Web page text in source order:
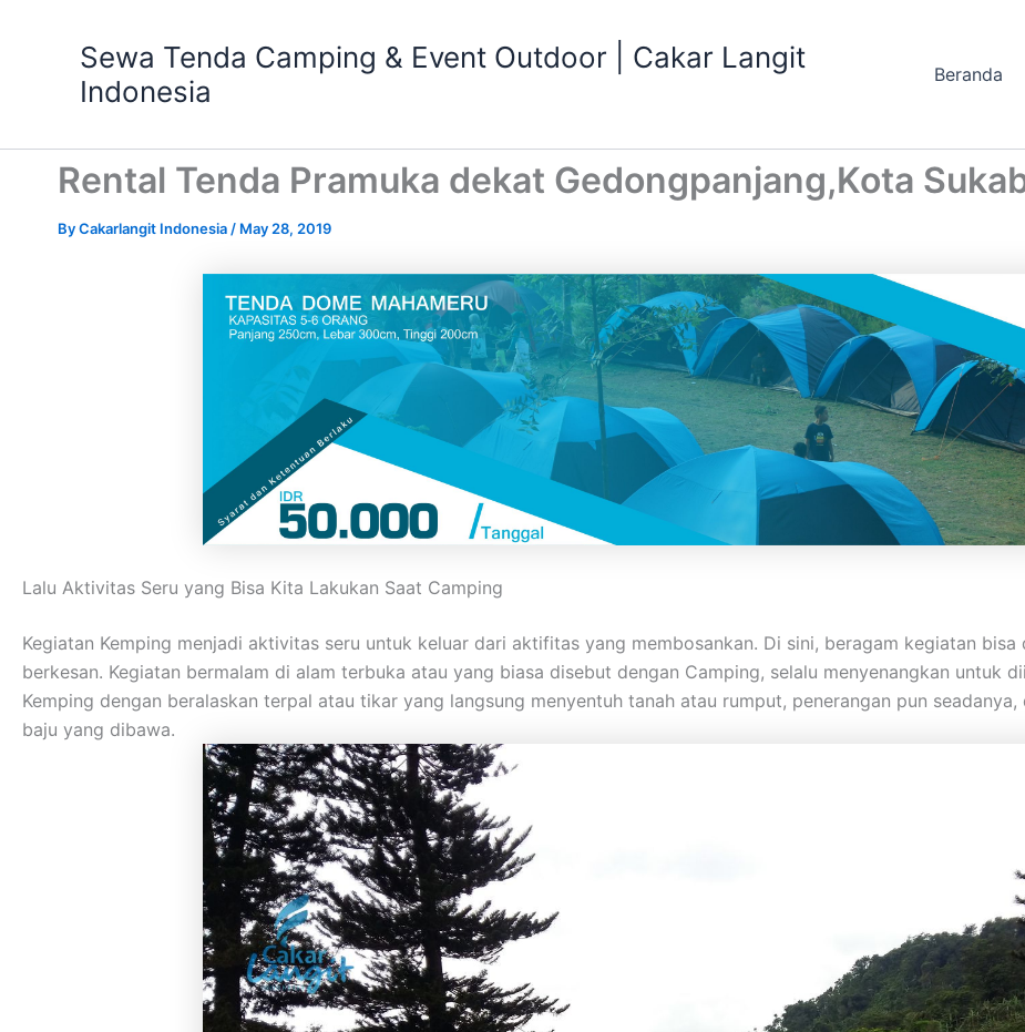
Sewa Tenda Camping & Event Outdoor | Cakar Langit
Indonesia
Beranda
Rental Tenda Pramuka dekat Gedongpanjang,Kota
ByCakarlangit Indonesia / May 28, 2019
Lalu Aktivitas Seru yang Bisa Kita Lakukan Saat Camping
Kegiatan Kemping menjadi aktivitas seru untuk keluar dari aktifitas yang membosankan. Di sini, beragam kegiatan
berkesan. Kegiatan bermalam di alam terbuka atau yang biasa disebut dengan Camping, selalu menyenangkan untuk
Kemping dengan beralaskan terpal atau tikar yang langsung menyentuh tanah atau rumput, penerangan pun
baju yang dibawa.